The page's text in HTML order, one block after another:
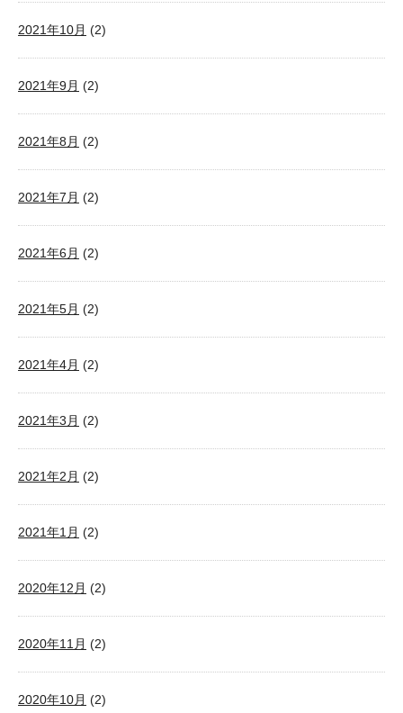
2021年10月 (2)
2021年9月 (2)
2021年8月 (2)
2021年7月 (2)
2021年6月 (2)
2021年5月 (2)
2021年4月 (2)
2021年3月 (2)
2021年2月 (2)
2021年1月 (2)
2020年12月 (2)
2020年11月 (2)
2020年10月 (2)